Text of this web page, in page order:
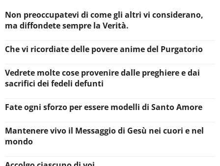
Non preoccupatevi di come gli altri vi considerano,
ma diffondete sempre la Verità.
Che vi ricordiate delle povere anime del Purgatorio
Vedrete molte cose provenire dalle preghiere e dai
sacrifici dei fedeli defunti
Fate ogni sforzo per essere modelli di Santo Amore
Mantenere vivo il Messaggio di Gesù nei cuori e nel
mondo